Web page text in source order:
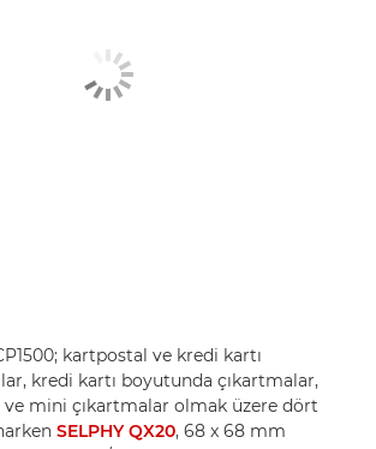
kartpostal ve kredi kartı
kredi kartı boyutunda çıkartmalar,
ve mini çıkartmalar olmak üzere dört
SELPHY QX20, 68 x 68 mm